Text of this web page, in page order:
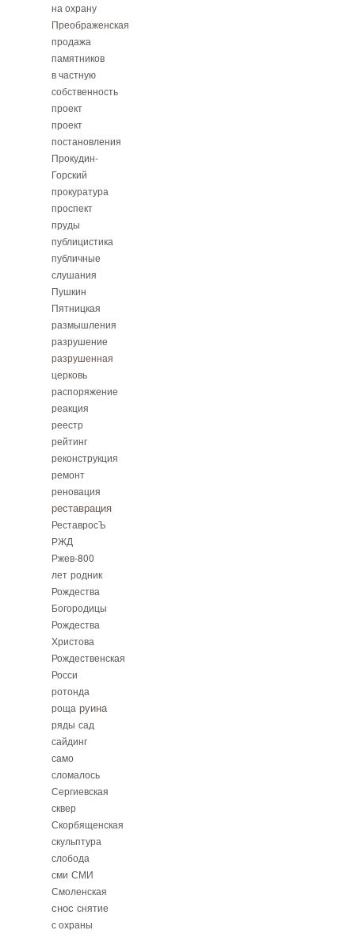
на охрану
Преображенская
продажа
памятников
в частную
собственность
проект
проект
постановления
Прокудин-
Горский
прокуратура
проспект
пруды
публицистика
публичные
слушания
Пушкин
Пятницкая
размышления
разрушение
разрушенная
церковь
распоряжение
реакция
реестр
рейтинг
реконструкция
ремонт
реновация
реставрация
РеставросЪ
РЖД
Ржев-800
лет родник
Рождества
Богородицы
Рождества
Христова
Рождественская
Росси
ротонда
роща руина
ряды сад
сайдинг
само
сломалось
Сергиевская
сквер
Скорбященская
скульптура
слобода
сми СМИ
Смоленская
снос снятие
с охраны